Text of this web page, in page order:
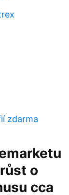
zdarma
o
cca